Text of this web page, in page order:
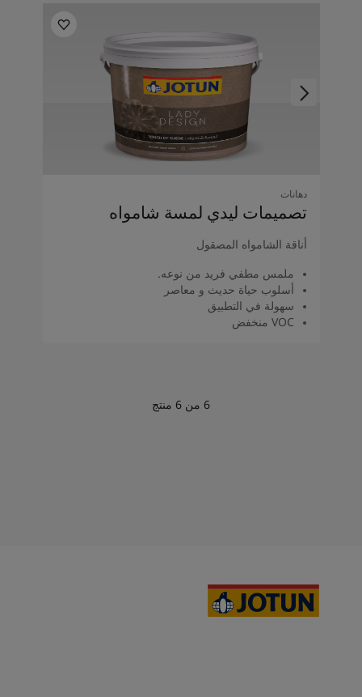
دهانات
تصميمات ليدي لمسة شامواه
أناقة الشامواه المصقول
ملمس مطفي فريد من نوعه.
أسلوب حياة حديث و معاصر
سهولة في التطبيق
VOC منخفض
6 من 6 منتج